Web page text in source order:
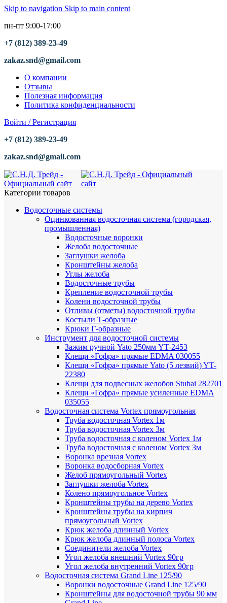
Skip to navigation Skip to main content
пн-пт 9:00-17:00
+7 (812) 389-23-49
zakaz.snd@gmail.com
О компании
Отзывы
Полезная информация
Политика конфиденциальности
Войти / Регистрация
+7 (812) 389-23-49
zakaz.snd@gmail.com
Категории товаров
Водосточные системы
Оцинкованная водосточная система (городская,
промышленная)
Водосточные воронки
Желоба водосточные
Заглушки желоба
Кронштейны желоба
Углы желоба
Водосточные трубы
Крепление водосточной трубы
Колени водосточной трубы
Отливы (отметы) водосточной трубы
Костыли Т-образные
Крюки Г-образные
Инструмент для водосточной системы
Зажим ручной Yato 250мм YT-2453
Клещи «Гофра» прямые EDMA 030055
Клещи «Гофра» прямые Yato (5 лезвий) YT-
22380
Клещи для подвесных желобов Stubai 282701
Клещи «Гофра» прямые усиленные EDMA
035055
Водосточная система Vortex прямоугольная
Труба водосточная Vortex 1м
Труба водосточная Vortex 3м
Труба водосточная с коленом Vortex 1м
Труба водосточная с коленом Vortex 3м
Воронка врезная Vortex
Воронка водосборная Vortex
Желоб прямоугольный Vortex
Заглушки желоба Vortex
Колено прямоугольное Vortex
Кронштейны трубы на дерево Vortex
Кронштейны трубы на кирпич
прямоугольный Vortex
Крюк желоба длинный Vortex
Крюк желоба длинный полоса Vortex
Соединители желоба Vortex
Угол желоба внешний Vortex 90гр
Угол желоба внутренний Vortex 90гр
Водосточная система Grand Line 125/90
Воронки водосточные Grand Line 125/90
Кронштейны для водосточной трубы 90 мм